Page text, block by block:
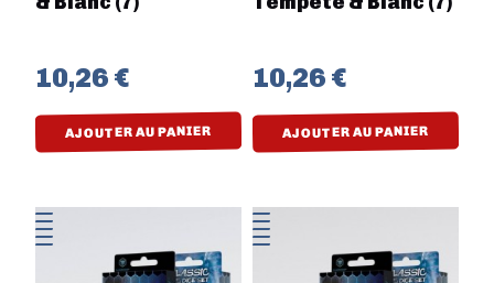
10,26 €
AJOUTER AU PANIER
10,26 €
AJOUTER AU PANIER